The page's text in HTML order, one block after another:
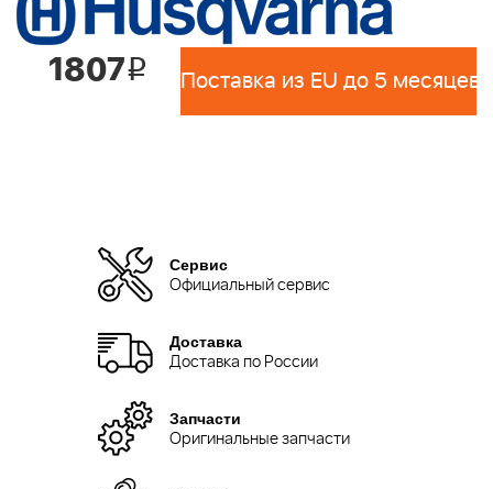
1807i Поставка из EU до 5 месяцев
Сервис
Официальный сервис
Доставка
Доставка по России
Запчасти
Оригинальные запчасти